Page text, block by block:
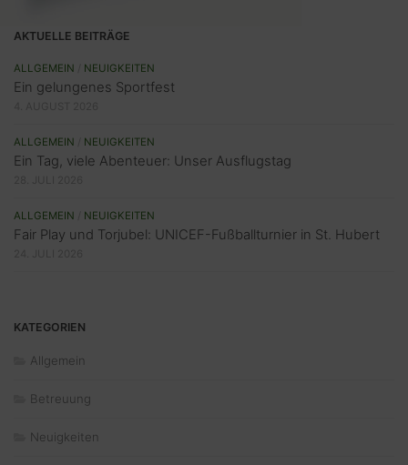
AKTUELLE BEITRÄGE
ALLGEMEIN NEUIGKEITEN
Ein gelungenes Sportfest
ALLGEMEIN NEUIGKEITEN
Ein Tag, viele Abenteuer: Unser Ausflugstag
ALLGEMEIN NEUIGKEITEN
Fair Play und Torjubel: UNICEF-Fußballturnier in St. Hubert
KATEGORIEN
Allgemein
Betreuung
Neuigkeiten